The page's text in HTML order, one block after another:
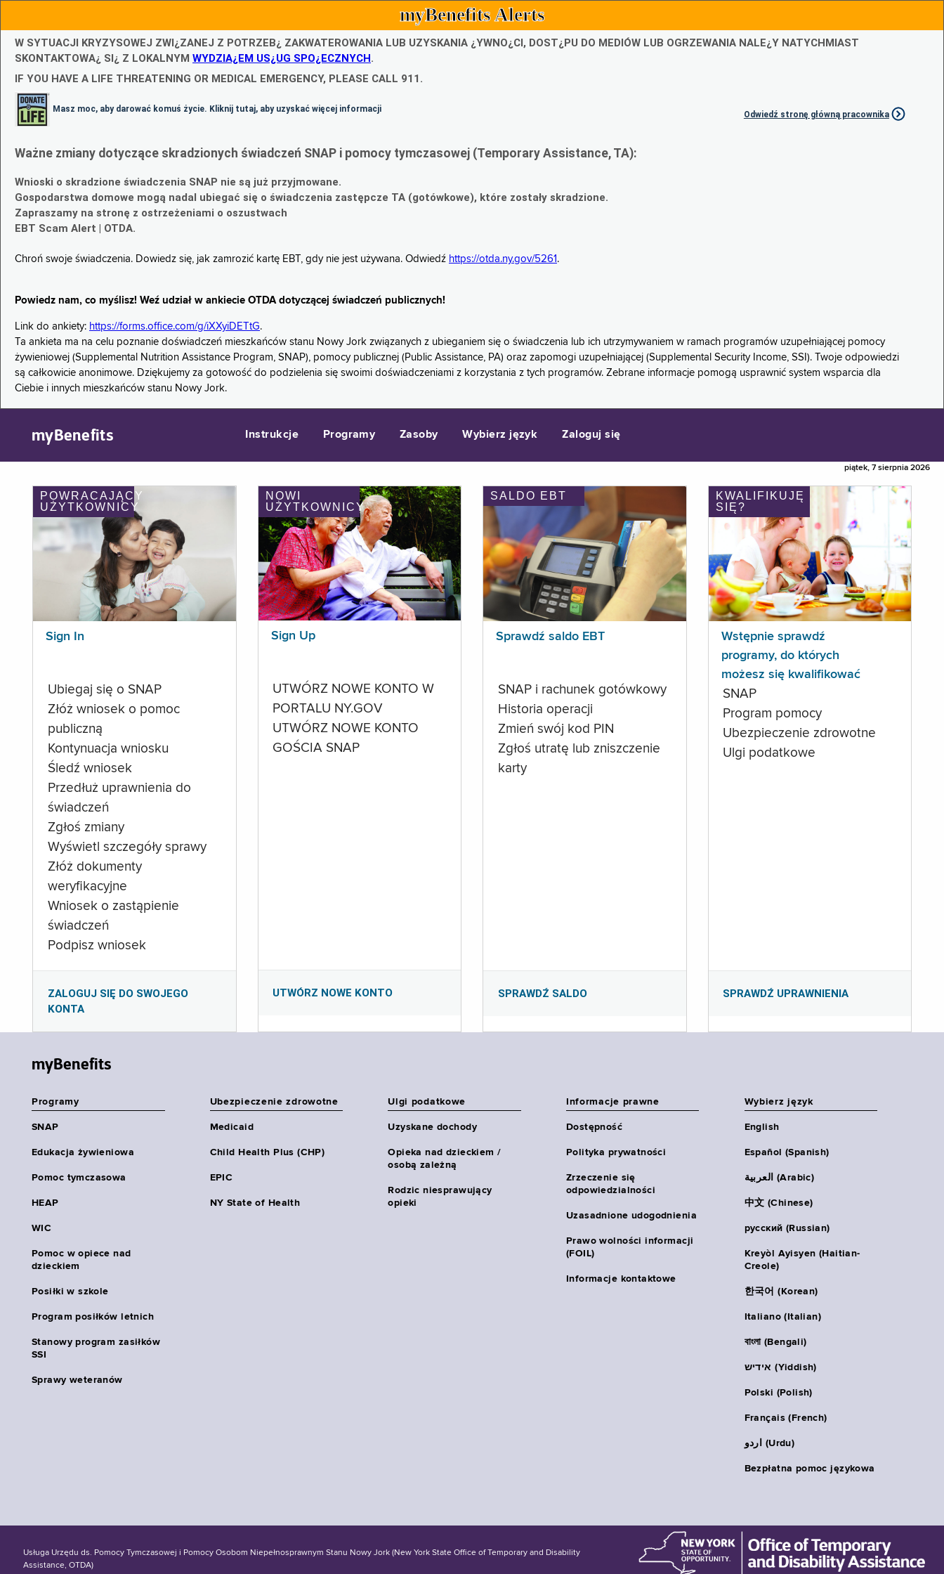
myBenefits Alerts
W SYTUACJI KRYZYSOWEJ ZWI¿ZANEJ Z POTRZEB¿ ZAKWATEROWANIA LUB UZYSKANIA ¿YWNO¿CI, DOST¿PU DO MEDIÓW LUB OGRZEWANIA NALE¿Y NATYCHMIAST
SKONTAKTOWA¿ SI¿ Z LOKALNYM WYDZIA¿EM US¿UG SPO¿ECZNYCH.
IF YOU HAVE A LIFE THREATENING OR MEDICAL EMERGENCY, PLEASE CALL 911.
Masz moc, aby darować komuś życie. Kliknij tutaj, aby uzyskać więcej informacji
Odwiedź stronę główną pracownika
Ważne zmiany dotyczące skradzionych świadczeń SNAP i pomocy tymczasowej (Temporary Assistance, TA):
Wnioski o skradzione świadczenia SNAP nie są już przyjmowane.
Gospodarstwa domowe mogą nadal ubiegać się o świadczenia zastępcze TA (gotówkowe), które zostały skradzione.
Zapraszamy na stronę z ostrzeżeniami o oszustwach
EBT Scam Alert | OTDA.
Chroń swoje świadczenia. Dowiedz się, jak zamrozić kartę EBT, gdy nie jest używana. Odwiedź https://otda.ny.gov/5261 .
Powiedz nam, co myślisz! Weź udział w ankiecie OTDA dotyczącej świadczeń publicznych!
Link do ankiety: https://forms.office.com/g/iXXyiDETtG.
Ta ankieta ma na celu poznanie doświadczeń mieszkańców stanu Nowy Jork związanych z ubieganiem się o świadczenia lub ich utrzymywaniem w ramach programów uzupełniającej pomocy
żywieniowej (Supplemental Nutrition Assistance Program, SNAP), pomocy publicznej (Public Assistance, PA) oraz zapomogi uzupełniającej (Supplemental Security Income, SSI). Twoje odpowiedzi
są całkowicie anonimowe. Dziękujemy za gotowość do podzielenia się swoimi doświadczeniami z korzystania z tych programów. Zebrane informacje pomogą usprawnić system wsparcia dla
Ciebie i innych mieszkańców stanu Nowy Jork.
myBenefits Instrukcje Programy Zasoby Wybierz język Zaloguj się
piątek, 7 sierpnia 2026
POWRACAJĄCY
UŻYTKOWNICY
Sign In
Ubiegaj się o SNAP
Złóż wniosek o pomoc
publiczną
Kontynuacja wniosku
Śledź wniosek
Przedłuż uprawnienia do
świadczeń
Zgłoś zmiany
Wyświetl szczegóły sprawy
Złóż dokumenty
weryfikacyjne
Wniosek o zastąpienie
świadczeń
Podpisz wniosek
ZALOGUJ SIĘ DO SWOJEGO
KONTA
NOWI
UŻYTKOWNICY
Sign Up
UTWÓRZ NOWE KONTO W
PORTALU NY.GOV
UTWÓRZ NOWE KONTO
GOŚCIA SNAP
UTWÓRZ NOWE KONTO
SALDO EBT
Sprawdź saldo EBT
SNAP i rachunek gotówkowy
Historia operacji
Zmień swój kod PIN
Zgłoś utratę lub zniszczenie
karty
SPRAWDŹ SALDO
KWALIFIKUJĘ
SIĘ?
Wstępnie sprawdź
programy, do których
możesz się kwalifikować
SNAP
Program pomocy
Ubezpieczenie zdrowotne
Ulgi podatkowe
SPRAWDŹ UPRAWNIENIA
myBenefits
Programy
SNAP
Edukacja żywieniowa
Pomoc tymczasowa
HEAP
WIC
Pomoc w opiece nad
dzieckiem
Posiłki w szkole
Program posiłków letnich
Stanowy program zasiłków
SSI
Sprawy weteranów
Ubezpieczenie zdrowotne
Medicaid
Child Health Plus (CHP)
EPIC
NY State of Health
Ulgi podatkowe
Uzyskane dochody
Opieka nad dzieckiem /
osobą zależną
Rodzic niesprawujący
opieki
Informacje prawne
Dostępność
Polityka prywatności
Zrzeczenie się
odpowiedzialności
Uzasadnione udogodnienia
Prawo wolności informacji
(FOIL)
Informacje kontaktowe
Wybierz język
English
Español (Spanish)
العربية (Arabic)
中文 (Chinese)
русский (Russian)
Kreyòl Ayisyen (Haitian-
Creole)
한국어 (Korean)
Italiano (Italian)
বাংলা (Bengali)
אידיש (Yiddish)
Polski (Polish)
Français (French)
اردو (Urdu)
Bezpłatna pomoc językowa
Usługa Urzędu ds. Pomocy Tymczasowej i Pomocy Osobom Niepełnosprawnym Stanu Nowy Jork (New York State Office of Temporary and Disability
Assistance, OTDA)